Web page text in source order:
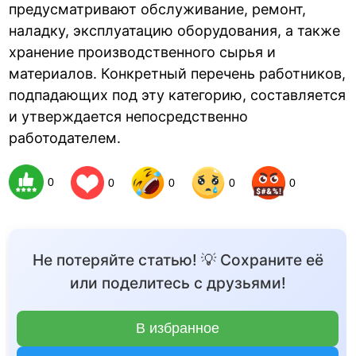
предусматривают обслуживание, ремонт,
наладку, эксплуатацию оборудования, а также
хранение производственного сырья и
материалов. Конкретный перечень работников,
подпадающих под эту категорию, составляется
и утверждается непосредственно
работодателем.
0 0 0 0 0
Не потеряйте статью! 💡 Сохраните её
или поделитесь с друзьями!
В избранное